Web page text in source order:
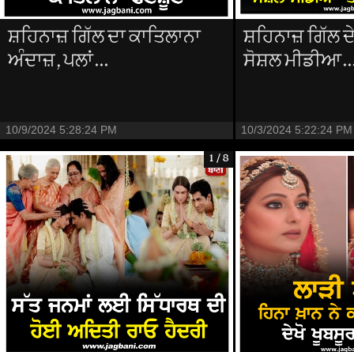
ਸ਼ਹਿਨਾਜ਼ ਗਿੱਲ ਦਾ ਕਾਤਿਲਾਨਾ
ਅੰਦਾਜ਼, ਪਲਾਂ...
10/9/2024 5:28:24 PM
ਸ਼ਹਿਨਾਜ਼ ਗਿੱਲ
ਸੋਸ਼ਲ
10/3/2024 5:22:24 PM
1 / 8